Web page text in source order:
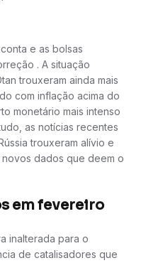
e as bolsas
. A situação
trouxeram ainda mais
com inflação acima do
monetário mais intenso
as notícias recentes
trouxeram alívio e
dados que deem o
em fevereiro
inalterada para o
de catalisadores que